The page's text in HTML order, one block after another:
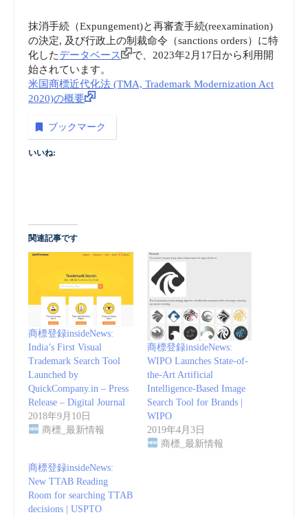
抹消手続（Expungement)と再審査手続(reexamination)
の決定, 及び行政上の制裁命令（sanctions orders）に特
化したデータベース
で、2023年2月17日から利用開
始されています。
米国商標近代化法 (TMA, Trademark Modernization Act
2020)の概要
ブックマーク
いいね:
関連記事です
商標登録insideNews:
India’s First Visual
Trademark Search Tool
Launched by
QuickCompany.in – Press
Release – Digital Journal
2018年9月10日
商標_最新情報
商標登録insideNews:
WIPO Launches State-of-
the-Art Artificial
Intelligence-Based Image
Search Tool for Brands |
WIPO
2019年4月3日
商標_最新情報
商標登録insideNews:
New TTAB Reading
Room for searching TTAB
decisions | USPTO